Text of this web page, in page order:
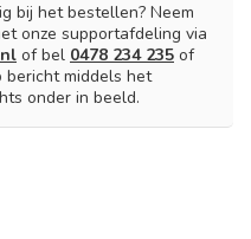
bij het bestellen? Neem
onze supportafdeling via
of bel 0478 234 235 of
middels het
onder in beeld.